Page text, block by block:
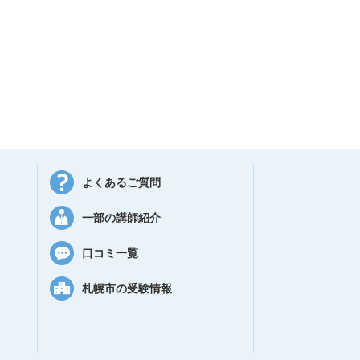
よくあるご質問
一部の講師紹介
口コミ一覧
札幌市の受験情報